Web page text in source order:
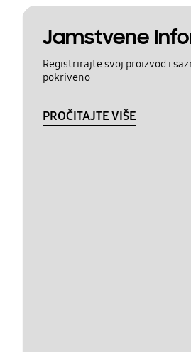
Jamstvene
Registrirajte svoj proizvod i
pokriveno
PROČITAJTE VIŠE